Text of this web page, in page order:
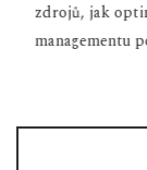
zdrojů, jak
managementu